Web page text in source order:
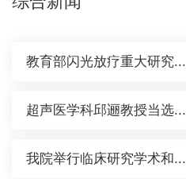
教育部闪光放疗重大研究...
超声医学科邱逦教授当选...
我院举行临床研究学术和...